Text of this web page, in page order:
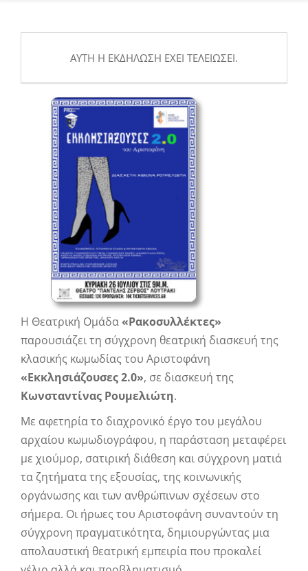
ΑΥΤΉ Η ΕΚΔΉΛΩΣΗ ΈΧΕΙ ΤΕΛΕΙΏΣΕΙ.
Η Θεατρική Ομάδα«Ρακοσυλλέκτες»
παρουσιάζει τη σύγχρονη θεατρική διασκευή της
κλασικής κωμωδίας του Αριστοφάνη
«Εκκλησιάζουσες 2.0», σε διασκευή της
Κωνσταντίνας Ρουμελιώτη.
Με αφετηρία το διαχρονικό έργο του μεγάλου
αρχαίου κωμωδιογράφου, η παράσταση μεταφέρει
με χιούμορ, σατιρική διάθεση και σύγχρονη ματιά
τα ζητήματα της εξουσίας, της κοινωνικής
οργάνωσης και των ανθρώπινων σχέσεων στο
σήμερα. Οι ήρωες του Αριστοφάνη συναντούν τη
σύγχρονη πραγματικότητα, δημιουργώντας μια
απολαυστική θεατρική εμπειρία που προκαλεί